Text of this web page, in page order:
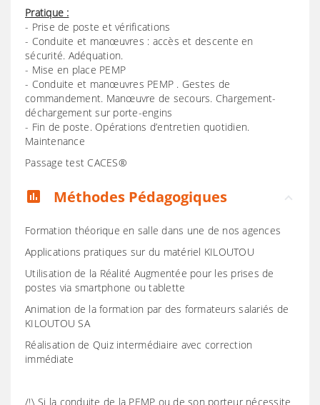
Pratique :
- Prise de poste et vérifications
- Conduite et manœuvres : accès et descente en
sécurité. Adéquation.
- Mise en place PEMP
- Conduite et manœuvres PEMP . Gestes de
commandement. Manœuvre de secours. Chargement-
déchargement sur porte-engins
- Fin de poste. Opérations d’entretien quotidien.
Maintenance
Passage test CACES®
assessment Méthodes Pédagogiques
​Formation théorique en salle dans une de nos agences
Applications pratiques sur du matériel KILOUTOU
Utilisation de la Réalité Augmentée pour les prises de
postes via smartphone ou tablette
Animation de la formation par des formateurs salariés de
KILOUTOU SA
Réalisation de Quiz intermédiaire avec correction
immédiate
/!\ Si la conduite de la PEMP ou de son porteur nécessite